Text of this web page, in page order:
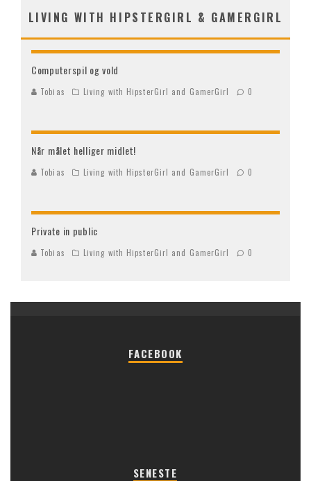
LIVING WITH HIPSTERGIRL & GAMERGIRL
Computerspil og vold
Tobias Living with HipsterGirl and GamerGirl 0
Når målet helliger midlet!
Tobias Living with HipsterGirl and GamerGirl 0
Private in public
Tobias Living with HipsterGirl and GamerGirl 0
FACEBOOK
SENESTE